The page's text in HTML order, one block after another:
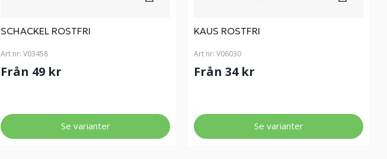
SCHACKEL ROSTFRI
Art nr: V03458
Från 49 kr
Se varianter
KAUS ROSTFRI
Art nr: V06030
Från 34 kr
Se varianter